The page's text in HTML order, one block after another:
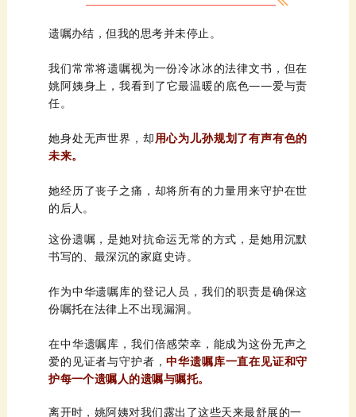
遗嘱办结，但我的思考并未停止。
姚阿姨身上，我看到了它最温暖的底色
任。
她身处无声世界，却
未来。
的后人。
书写的、最深沉的家庭史诗。
份嘱托在法律上不出现漏洞。
爱的见证者与守护者，
护每一个遗嘱人的遗嘱与嘱托。